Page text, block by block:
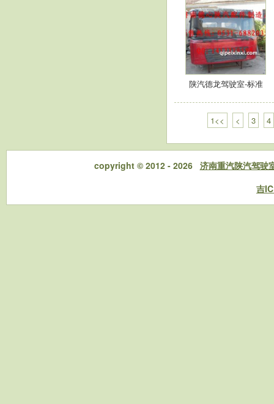
陕汽德龙驾驶室-标准
红…
1<<
< 3 4
copyright © 2012 - 2026 济南重汽陕汽驾驶
吉